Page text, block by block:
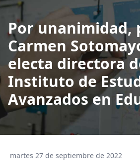
Por unanimidad,
Carmen
electa directora
Instituto de
Avanzados en
martes 27 de septiembre de 2022